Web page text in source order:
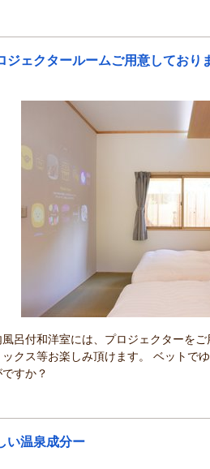
ジェクタールームご用意しており
風呂付和洋室には、プロジェクターを
ックス等お楽しみ頂けます。 ベットで
すか？
い温泉成分ー